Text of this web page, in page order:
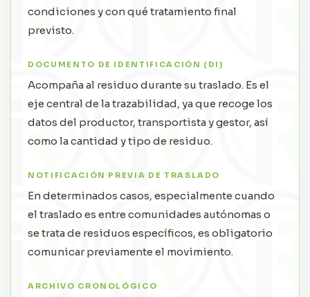
condiciones y con qué tratamiento final
previsto.
DOCUMENTO DE IDENTIFICACIÓN (DI)
Acompaña al residuo durante su traslado. Es el
eje central de la trazabilidad, ya que recoge los
datos del productor, transportista y gestor, así
como la cantidad y tipo de residuo.
NOTIFICACIÓN PREVIA DE TRASLADO
En determinados casos, especialmente cuando
el traslado es entre comunidades autónomas o
se trata de residuos específicos, es obligatorio
comunicar previamente el movimiento.
ARCHIVO CRONOLÓGICO